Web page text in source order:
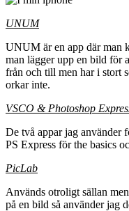
UNUM
UNUM är en app där man
man lägger upp en bild för
från och till men har i stort
orkar inte.
VSCO & Photoshop
De två appar jag använder
PS Express för the basics
PicLab
Används otroligt sällan
på en bild så använder jag